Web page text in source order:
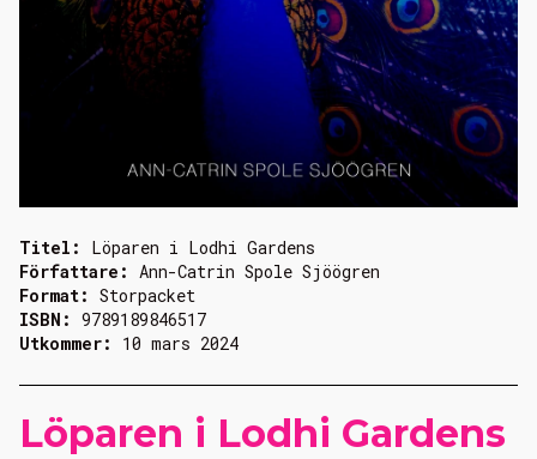
Löparen i Lodhi Gardens
Titel: Löparen i Lodhi Gardens
Författare: Ann-Catrin Spole Sjöögren
Format: Storpacket
ISBN: 9789189846517
Utkommer: 10 mars 2024